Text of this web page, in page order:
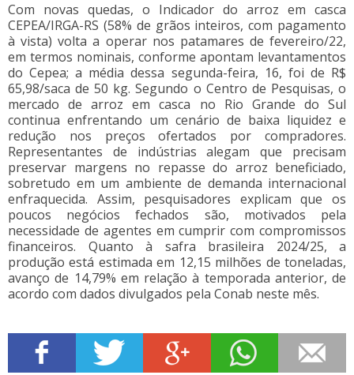
Com novas quedas, o Indicador do arroz em casca
CEPEA/IRGA-RS (58% de grãos inteiros, com pagamento
à vista) volta a operar nos patamares de fevereiro/22,
em termos nominais, conforme apontam levantamentos
do Cepea; a média dessa segunda-feira, 16, foi de R$
65,98/saca de 50 kg. Segundo o Centro de Pesquisas, o
mercado de arroz em casca no Rio Grande do Sul
continua enfrentando um cenário de baixa liquidez e
redução nos preços ofertados por compradores.
Representantes de indústrias alegam que precisam
preservar margens no repasse do arroz beneficiado,
sobretudo em um ambiente de demanda internacional
enfraquecida. Assim, pesquisadores explicam que os
poucos negócios fechados são, motivados pela
necessidade de agentes em cumprir com compromissos
financeiros. Quanto à safra brasileira 2024/25, a
produção está estimada em 12,15 milhões de toneladas,
avanço de 14,79% em relação à temporada anterior, de
acordo com dados divulgados pela Conab neste mês.